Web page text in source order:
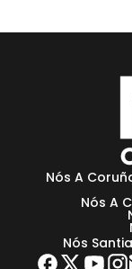
Nós A
Nós A
Nós